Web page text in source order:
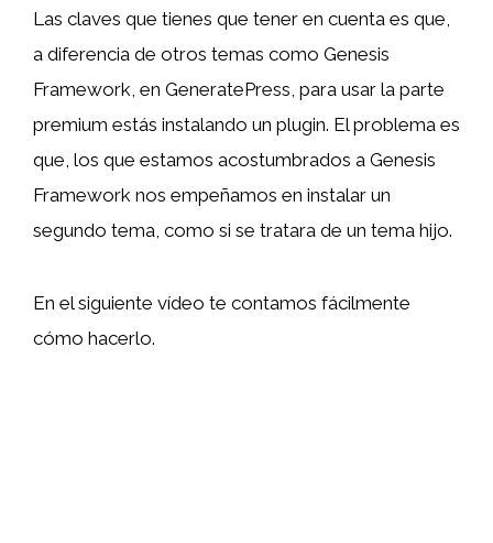
Las claves que tienes que tener en cuenta es que,
a diferencia de otros temas como Genesis
Framework, en GeneratePress, para usar la parte
premium estás instalando un plugin. El problema es
que, los que estamos acostumbrados a Genesis
Framework nos empeñamos en instalar un
segundo tema, como si se tratara de un tema hijo.
En el siguiente vídeo te contamos fácilmente
cómo hacerlo.